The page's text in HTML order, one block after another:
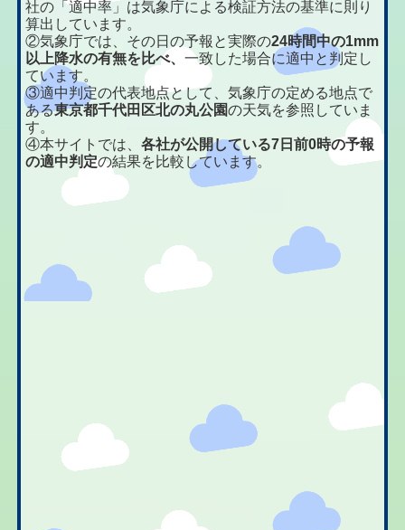
社の「適中率」は気象庁による検証方法の基準に則り
算出しています。
②気象庁では、その日の予報と実際の24時間中の1mm
以上降水の有無を比べ、一致した場合に適中と判定し
ています。
③適中判定の代表地点として、気象庁の定める地点で
ある東京都千代田区北の丸公園の天気を参照していま
す。
④本サイトでは、各社が公開している7日前0時の予報
の適中判定の結果を比較しています。